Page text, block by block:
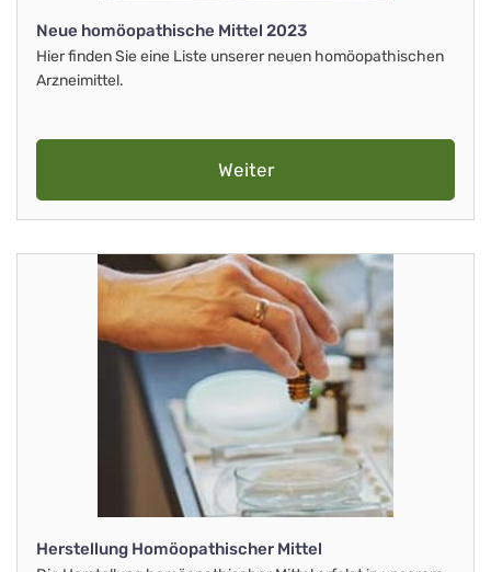
Neue homöopathische Mittel 2023
Hier finden Sie eine Liste unserer neuen homöopathischen
Arzneimittel.
Weiter
Herstellung Homöopathischer Mittel